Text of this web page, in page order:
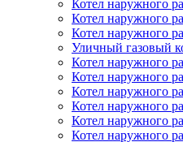
Котел наружного
Котел наружного
Котел наружного
Уличный газовый
Котел наружного
Котел наружного
Котел наружного
Котел наружного
Котел наружного
Котел наружного